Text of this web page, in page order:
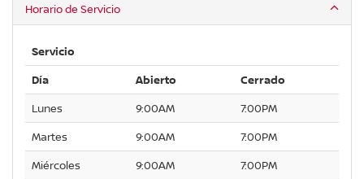
Horario de Servicio
Servicio
Día
Abierto
Cerrado
Lunes
9:00AM
7:00PM
Martes
9:00AM
7:00PM
Miércoles
9:00AM
7:00PM